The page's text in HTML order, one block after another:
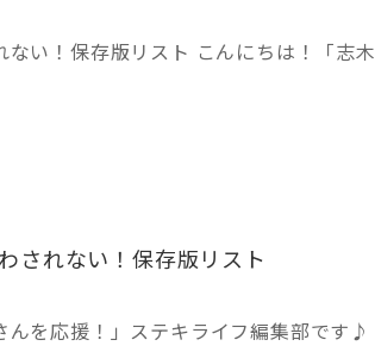
い！保存版リスト こんにちは！「志
されない！保存版リスト
んを応援！」ステキライフ編集部です♪